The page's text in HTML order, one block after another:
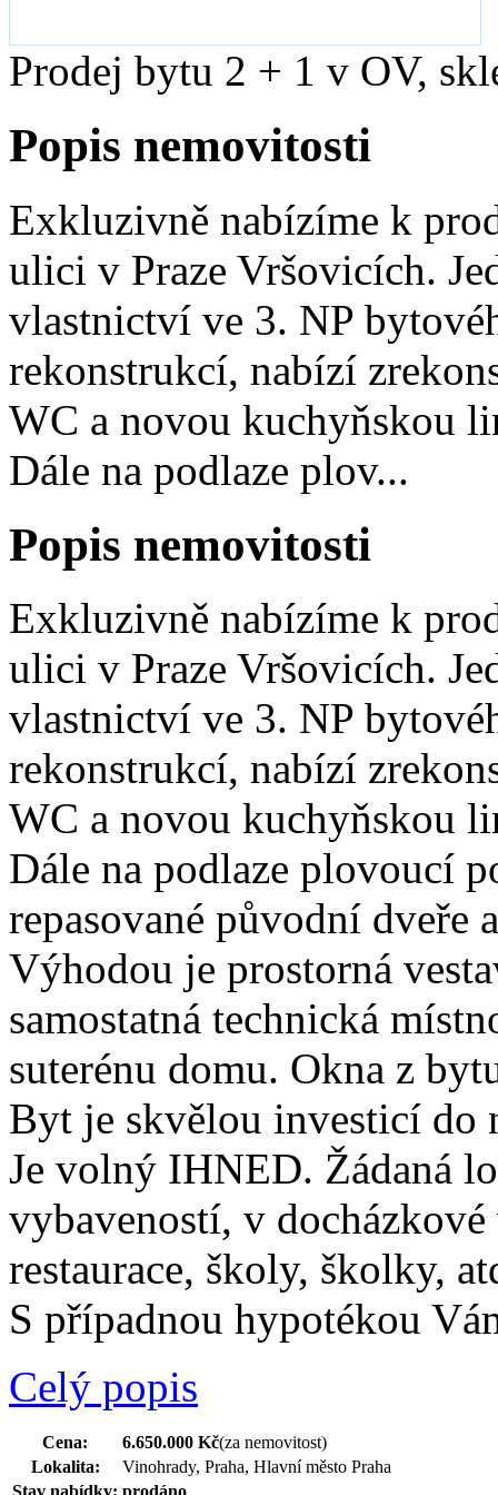
Prodej bytu 2 + 1 v OV,
Popis nemovitosti
Exkluzivně nabízíme k
ulici v Praze Vršovicích.
vlastnictví ve 3. NP
rekonstrukcí, nabízí
WC a novou kuchyňskou
Dále na podlaze plov...
Popis nemovitosti
Exkluzivně nabízíme k
ulici v Praze Vršovicích.
vlastnictví ve 3. NP
rekonstrukcí, nabízí
WC a novou kuchyňskou
Dále na podlaze plovoucí
repasované původní dveře
Výhodou je prostorná
samostatná technická
suterénu domu. Okna z
Byt je skvělou investicí do
Je volný IHNED. Žádaná
vybaveností, v
restaurace, školy, školky,
S případnou hypotékou
Celý popis
Cena: 6.650.000 Kč(za nemovitost)
Lokalita:
Vinohrady, Praha, Hlavní město Praha